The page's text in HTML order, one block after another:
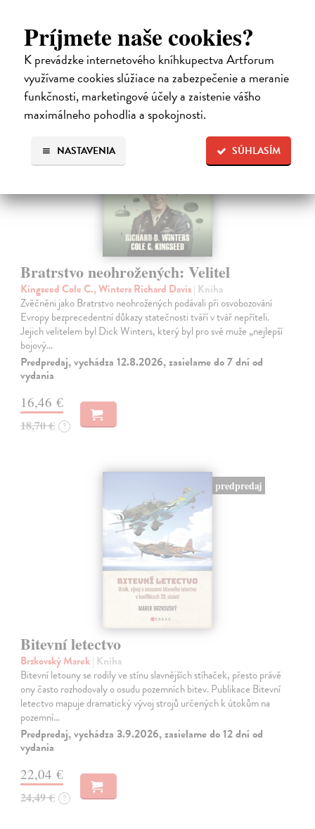
Príjmete naše cookies?
K prevádzke internetového kníhkupectva Artforum
využívame cookies slúžiace na zabezpečenie a meranie
funkčnosti, marketingové účely a zaistenie vášho
maximálneho pohodlia a spokojnosti.
SÚHLASÍM
NASTAVENIA
11,99 €
Bratrstvo neohrožených: Velitel
Kingseed Cole C., Winters Richard Davis| Kniha
Zvěčněni jako Bratrstvo neohrožených podávali při osvobozování
Evropy bezprecedentní důkazy statečnosti tváří v tvář nepříteli.
Jejich velitelem byl Dick Winters, který byl pro své muže „nejlepší
bojový…
Predpredaj, vychádza 12.8.2026, zasielame do 7 dní od
vydania
16,46 €
18,70 € ?
predpredaj
Bitevní letectvo
Brzkovský Marek| Kniha
Bitevní letouny se rodily ve stínu slavnějších stíhaček, přesto právě
ony často rozhodovaly o osudu pozemních bitev. Publikace Bitevní
letectvo mapuje dramatický vývoj strojů určených k útokům na
pozemní…
Predpredaj, vychádza 3.9.2026, zasielame do 12 dní od
vydania
22,04 €
24,49 € ?